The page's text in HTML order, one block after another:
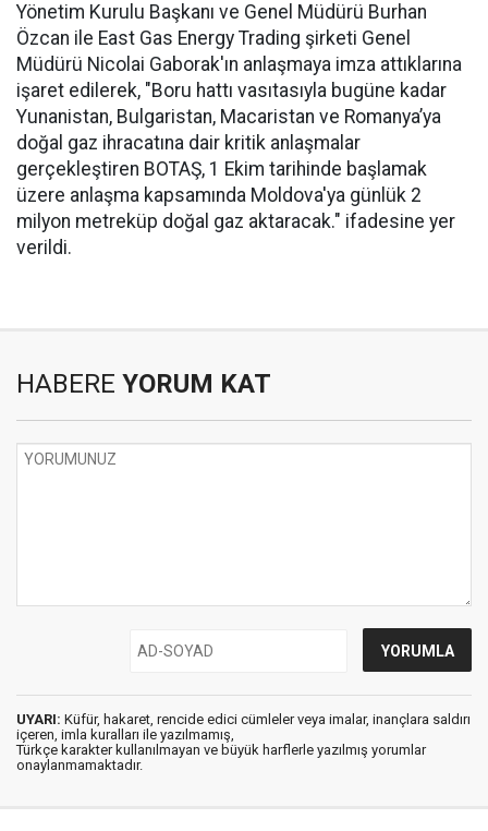
Yönetim Kurulu Başkanı ve Genel Müdürü Burhan
Özcan ile East Gas Energy Trading şirketi Genel
Müdürü Nicolai Gaborak'ın anlaşmaya imza attıklarına
işaret edilerek, "Boru hattı vasıtasıyla bugüne kadar
Yunanistan, Bulgaristan, Macaristan ve Romanya’ya
doğal gaz ihracatına dair kritik anlaşmalar
gerçekleştiren BOTAŞ, 1 Ekim tarihinde başlamak
üzere anlaşma kapsamında Moldova'ya günlük 2
milyon metreküp doğal gaz aktaracak." ifadesine yer
verildi.
HABERE YORUM KAT
UYARI: Küfür, hakaret, rencide edici cümleler veya imalar, inançlara saldırı
içeren, imla kuralları ile yazılmamış,
Türkçe karakter kullanılmayan ve büyük harflerle yazılmış yorumlar
onaylanmamaktadır.